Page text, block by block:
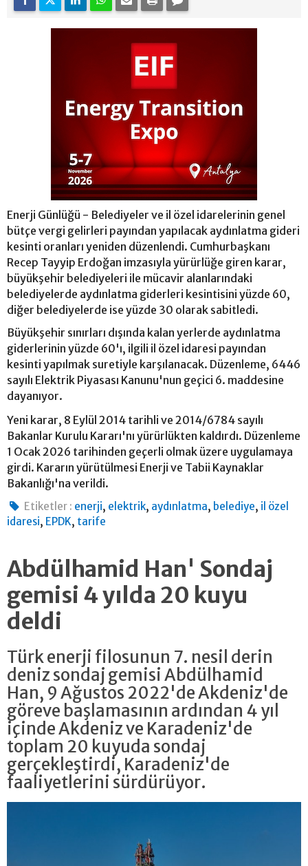
Enerji Günlüğü - Belediyeler ve il özel idarelerinin genel
bütçe vergi gelirleri payından yapılacak aydınlatma gideri
kesinti oranları yeniden düzenlendi. Cumhurbaşkanı
Recep Tayyip Erdoğan imzasıyla yürürlüğe giren karar,
büyükşehir belediyeleri ile mücavir alanlarındaki
belediyelerde aydınlatma giderleri kesintisini yüzde 60,
diğer belediyelerde ise yüzde 30 olarak sabitledi.
Büyükşehir sınırları dışında kalan yerlerde aydınlatma
giderlerinin yüzde 60'ı, ilgili il özel idaresi payından
kesinti yapılmak suretiyle karşılanacak. Düzenleme, 6446
sayılı Elektrik Piyasası Kanunu'nun geçici 6. maddesine
dayanıyor.
Yeni karar, 8 Eylül 2014 tarihli ve 2014/6784 sayılı
Bakanlar Kurulu Kararı'nı yürürlükten kaldırdı. Düzenleme
1 Ocak 2026 tarihinden geçerli olmak üzere uygulamaya
girdi. Kararın yürütülmesi Enerji ve Tabii Kaynaklar
Bakanlığı'na verildi.
Etiketler : enerji, elektrik, aydınlatma, belediye, il özel
idaresi, EPDK, tarife
Abdülhamid Han' Sondaj
gemisi 4 yılda 20 kuyu
deldi
Türk enerji filosunun 7. nesil derin
deniz sondaj gemisi Abdülhamid
Han, 9 Ağustos 2022'de Akdeniz'de
göreve başlamasının ardından 4 yıl
içinde Akdeniz ve Karadeniz'de
toplam 20 kuyuda sondaj
gerçekleştirdi, Karadeniz'de
faaliyetlerini sürdürüyor.